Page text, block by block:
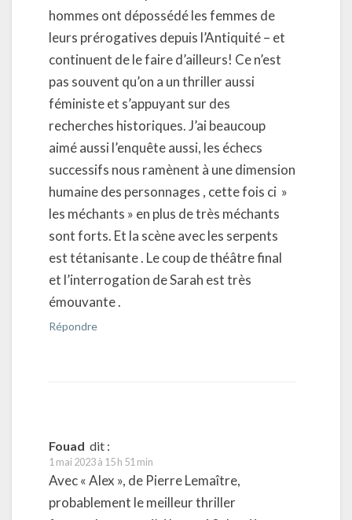
hommes ont dépossédé les femmes de
leurs prérogatives depuis l’Antiquité – et
continuent de le faire d’ailleurs! Ce n’est
pas souvent qu’on a un thriller aussi
féministe et s’appuyant sur des
recherches historiques. J’ai beaucoup
aimé aussi l’enquête aussi, les échecs
successifs nous ramènent à une dimension
humaine des personnages , cette fois ci »
les méchants » en plus de très méchants
sont forts. Et la scène avec les serpents
est tétanisante . Le coup de théâtre final
et l’interrogation de Sarah est très
émouvante .
Répondre
Fouad dit :
1 mai 2023 à 15 h 51 min
Avec « Alex », de Pierre Lemaître,
probablement le meilleur thriller